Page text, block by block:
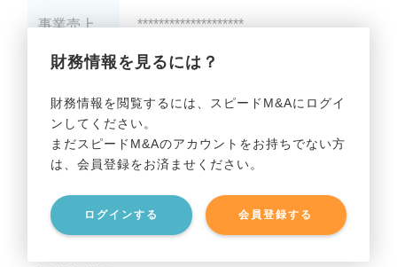
財務情報を見るには？
財務情報を閲覧するには、スピードM&Aにログイ
ンしてください。
まだスピードM&Aのアカウントをお持ちでない方
は、会員登録をお済ませください。
ログインする 会員登録する
事業売上 ********************
事業利益 ********************
貸借対照表（B/S）
事業資産 ********************
事業負債 ********************